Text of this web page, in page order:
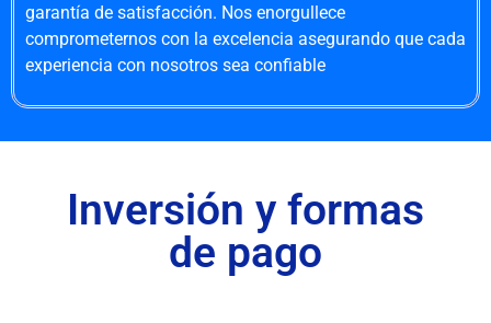
garantía de satisfacción. Nos enorgullece
comprometernos con la excelencia asegurando que cada
experiencia con nosotros sea confiable
Inversión y formas
de pago